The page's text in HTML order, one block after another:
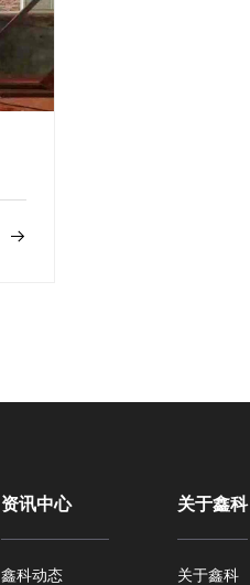
资讯中心
鑫科动态
关于鑫科
关于鑫科